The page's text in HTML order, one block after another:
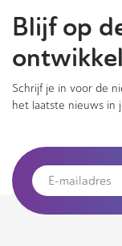
Blijf op
Schrijf je in voor de
het laatste nieuws in